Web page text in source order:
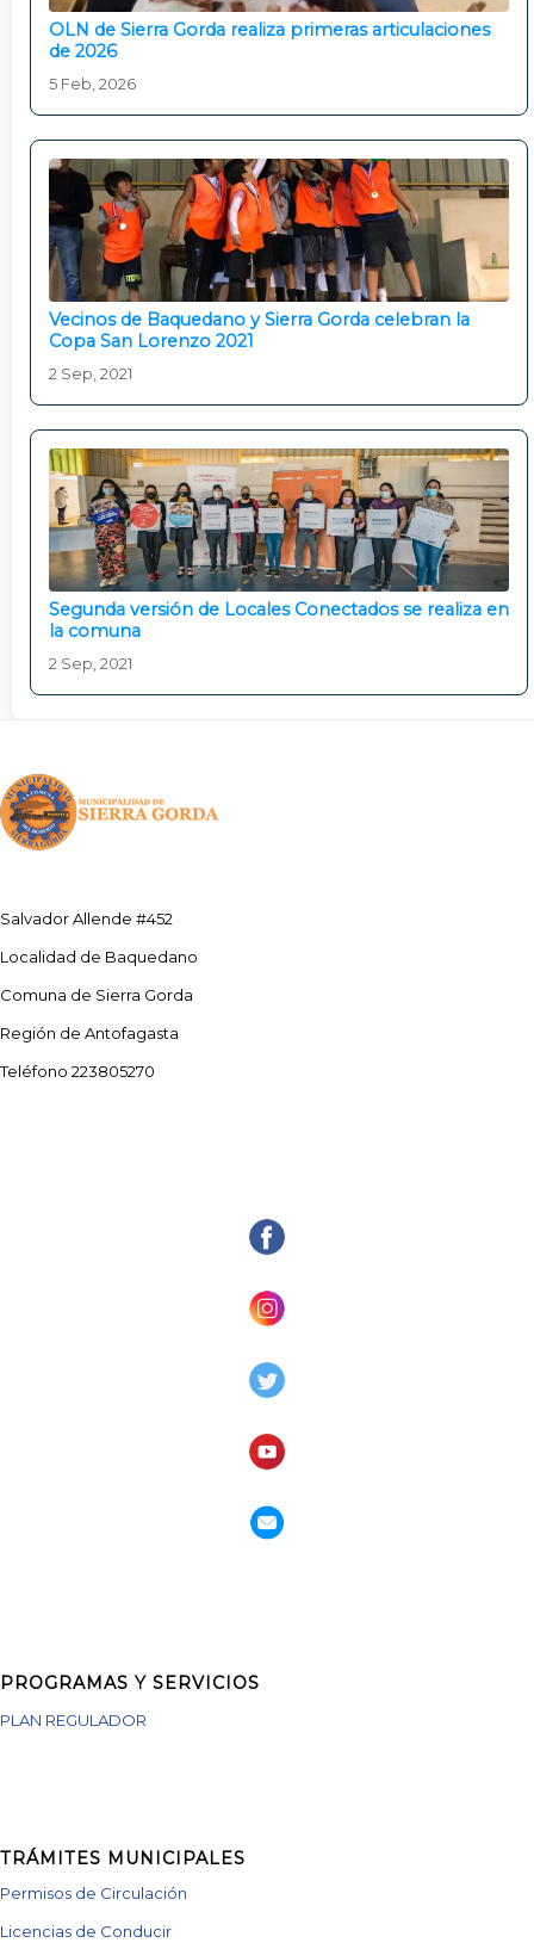
OLN de Sierra Gorda realiza primeras articulaciones
de 2026
5 Feb, 2026
Vecinos de Baquedano y Sierra Gorda celebran la
Copa San Lorenzo 2021
2 Sep, 2021
Segunda versión de Locales Conectados se realiza en
la comuna
2 Sep, 2021
Salvador Allende #452
Localidad de Baquedano
Comuna de Sierra Gorda
Región de Antofagasta
Teléfono 223805270
PROGRAMAS Y SERVICIOS
PLAN REGULADOR
TRÁMITES MUNICIPALES
Permisos de Circulación
Licencias de Conducir